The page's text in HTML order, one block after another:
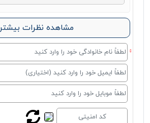
مشاهده نظرات بیشتر